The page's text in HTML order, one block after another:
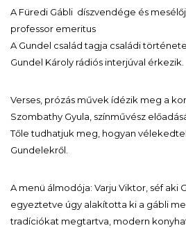
A Füredi Gábli díszvendége és
professor emeritus
A Gundel család tagja családi
Gundel Károly rádiós interjúval érkezik.
Verses, prózás művek ídézik meg a
Szombathy Gyula, színművész
Tőle tudhatjuk meg, hogyan
Gundelekről.
A menü álmodója: Varju Viktor, séf aki
egyeztetve úgy alakította ki a gábli
tradíciókat megtartva, modern